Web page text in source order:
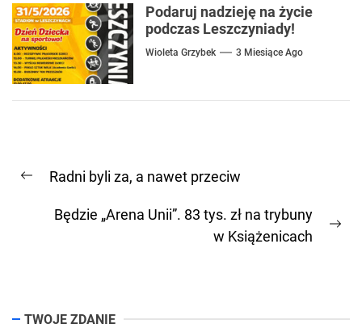
Podaruj nadzieję na życie
podczas Leszczyniady!
Wioleta Grzybek 3 Miesiące Ago
wpisu
Previous
Radni byli za, a nawet przeciw
Będzie „Arena Unii”. 83 tys. zł na trybuny
w Książenicach
TWOJE ZDANIE